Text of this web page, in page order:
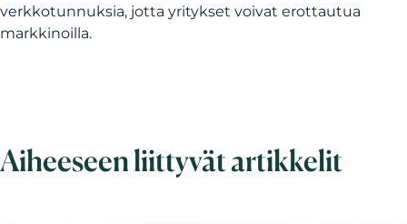
verkkotunnuksia, jotta yritykset voivat erottautua
markkinoilla.
Aiheeseen liittyvät artikkelit